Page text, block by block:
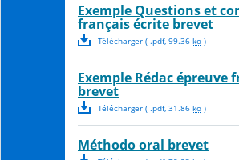
Exemple Questions et
français écrite brevet
Télécharger( .pdf, 99.36 ko)
Exemple Rédac épreuve
brevet
Télécharger( .pdf, 31.86 ko)
Méthodo oral brevet